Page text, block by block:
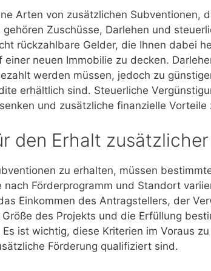
Arten von zusätzlichen Subventionen,
gehören Zuschüsse, Darlehen und
rückzahlbare Gelder, die Ihnen dabei
einer neuen Immobilie zu decken.
werden müssen, jedoch zu
erhältlich sind. Steuerliche
und zusätzliche finanzielle Vorteile
den Erhalt
zu erhalten, müssen
nach Förderprogramm und Standort
Einkommen des Antragstellers, der
des Projekts und die Erfüllung
ist wichtig, diese Kriterien im Voraus
Förderung qualifiziert sind.